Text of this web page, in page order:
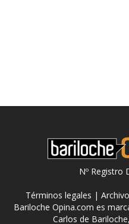
Nº Registro
Términos legales | Archivo
Bariloche Opina.com es
Carlos de